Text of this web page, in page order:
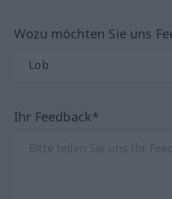
Wozu möchten Sie uns
Ihr Feedback*